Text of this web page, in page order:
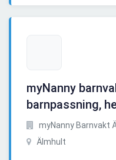
myNanny
barnpassning,
myNanny Barnvakt
Älmhult